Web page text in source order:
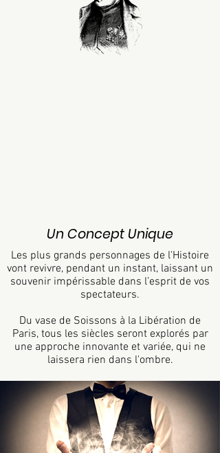
Un Concept Unique
Les plus grands personnages de l'Histoire
vont revivre, pendant un instant, laissant un
souvenir impérissable dans l’esprit de vos
spectateurs.
Du vase de Soissons à la Libération de
Paris, tous les siècles seront explorés par
une approche innovante et variée, qui ne
laissera rien dans l'ombre.